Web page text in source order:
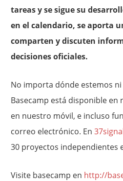
tareas y se sigue su
en el calendario, se aporta
comparten y discuten
decisiones oficiales.
No importa dónde estemos
Basecamp está disponible en
en nuestro móvil, e incluso
correo electrónico. En
30 proyectos independientes
Visite basecamp en http://